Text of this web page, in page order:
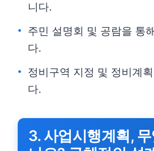
니다.
주민 설명회 및 공람을 통
다.
정비구역 지정 및 정비계
다.
3. 사업시행계획,